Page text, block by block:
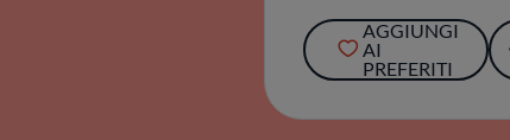
AGGIUNGI
AI
PREFERITI